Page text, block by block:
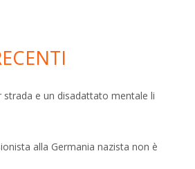
e un disadattato mentale li
alla Germania nazista non è